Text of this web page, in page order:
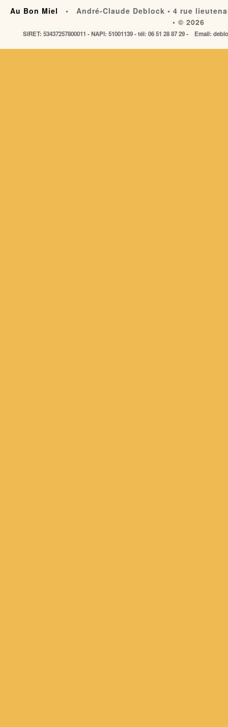
Au Bon Miel
• André-Claude Deblock • 4 rue
• © 2026
SIRET: 53437257800011 - NAPI: 51001139 - tél: 06 51 28 87 29 - Email: